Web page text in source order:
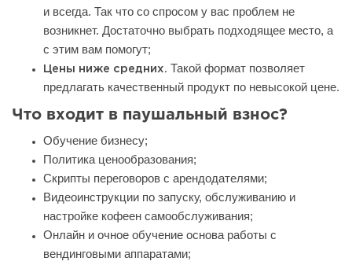
и всегда. Так что со спросом у вас проблем не
возникнет. Достаточно выбрать подходящее место, а
с этим вам помогут;
Цены ниже средних. Такой формат позволяет
предлагать качественный продукт по невысокой цене.
Что входит в паушальный взнос?
Обучение бизнесу;
Политика ценообразования;
Скрипты переговоров с арендодателями;
Видеоинструкции по запуску, обслуживанию и
настройке кофеен самообслуживания;
Онлайн и очное обучение основа работы с
вендинговыми аппаратами;